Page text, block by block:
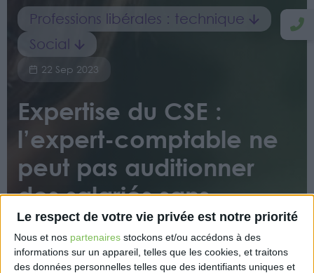
Le respect de votre vie privée est notre priorité
Nous et nos partenaires stockons et/ou accédons à des
informations sur un appareil, telles que les cookies, et traitons
des données personnelles telles que des identifiants uniques et
Professions libérales : technique
Social
22 Sep 2023
Expertise du CSE :
l’expert-comptable ne
peut pas auditionner
des salariés sans
l’accord de
l’employeur !